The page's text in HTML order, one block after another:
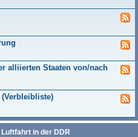
alliierten Staaten von/nach
(Verbleibliste)
in der DDR